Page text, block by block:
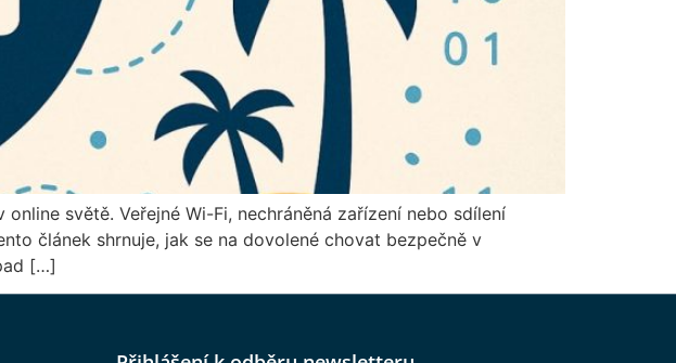
světě. Veřejné Wi-Fi, nechráněná zařízení nebo sdílení
článek shrnuje, jak se na dovolené chovat bezpečně v
[…]